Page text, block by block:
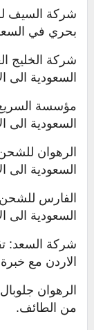
شركة السيف
بحري في
شركة
السعودية الى
مؤسسة
السعودية الى
الرهوان
السعودية الى
الفارس
السعودية
شركة السعد:
الاردن مع خبرة 25 عامًا.
الرهوان
من الطائف.